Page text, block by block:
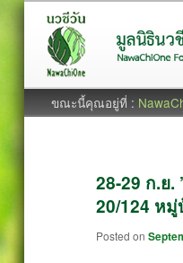
ขณะนี้คุณอยู่ที่ :
28-29 ก.ย
20/124 ห
Posted on